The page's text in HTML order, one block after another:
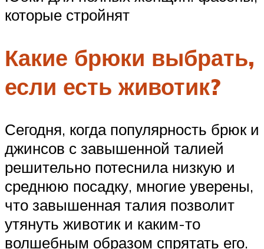
которые стройнят
Какие брюки выбрать,
если есть животик?
Сегодня, когда популярность брюк и
джинсов с завышенной талией
решительно потеснила низкую и
среднюю посадку, многие уверены,
что завышенная талия позволит
утянуть животик и каким-то
волшебным образом спрятать его.